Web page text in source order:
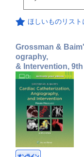
ほしいものリスト
Grossman &
ography,
& Intervention, 9th